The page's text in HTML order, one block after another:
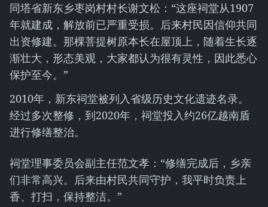
同塔省新东乡枣岗村村长谢文松：“这座祠堂从1907
年就建成，解放前已严重受损。后来村民因信仰共同
出资修建。那棵菩提树原本长在屋顶上，随着生长逐
渐壮大，形态美观，大家都认为很有灵性，因此悉心
保护至今。”
2010年，新东祠堂被列入省级历史文化遗迹名录。
经过多次整修，到2020年，祠堂投入约26亿越南盾
进行修缮整治。
祠堂理事委员会副主任范文孝：“修缮完成后，乡亲
们非常高兴。后来由村民共同守护，我平时负责上
香、打扫，保持整洁。”